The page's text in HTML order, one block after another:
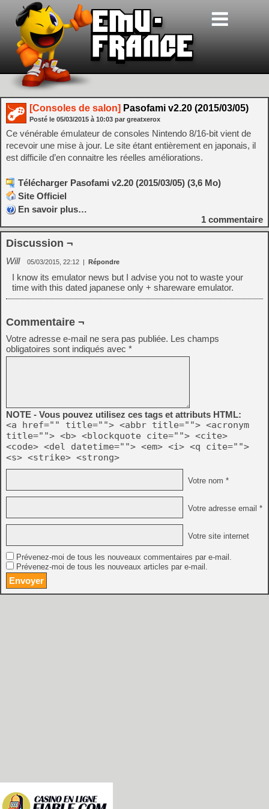
[Consoles de salon] Pasofami v2.20 (2015/03/05)
Posté le 05/03/2015 à 10:03 par greatxerox
Ce vénérable émulateur de consoles Nintendo 8/16-bit vient de
recevoir une mise à jour. Le site étant entièrement en japonais, il
est difficile d’en connaitre les réelles améliorations.
Télécharger Pasofami v2.20 (2015/03/05) (3,6 Mo)
Site Officiel
En savoir plus…
1 commentaire
Discussion ¬
Will 05/03/2015, 22:12 | Répondre
I know its emulator news but I advise you not to waste your
time with this dated japanese only + shareware emulator.
Commentaire ¬
Votre adresse e-mail ne sera pas publiée. Les champs
obligatoires sont indiqués avec *
NOTE - Vous pouvez utilisez ces tags et attributs HTML:
<a href="" title=""> <abbr title=""> <acronym
title=""> <b> <blockquote cite=""> <cite>
<code> <del datetime=""> <em> <i> <q cite="">
<s> <strike> <strong>
Votre nom *
Votre adresse email *
Votre site internet
Prévenez-moi de tous les nouveaux commentaires par e-mail.
Prévenez-moi de tous les nouveaux articles par e-mail.